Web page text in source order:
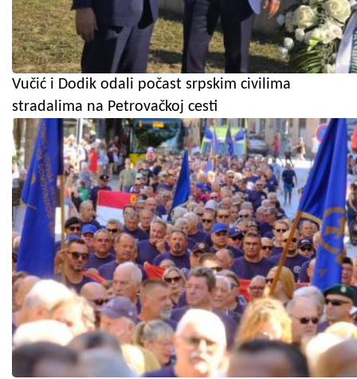
Vučić i Dodik odali počast srpskim civilima
stradalima na Petrovačkoj cesti